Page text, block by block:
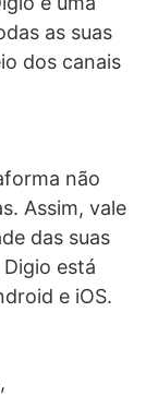
as suas
dos canais
não
Assim, vale
das suas
está
e iOS.